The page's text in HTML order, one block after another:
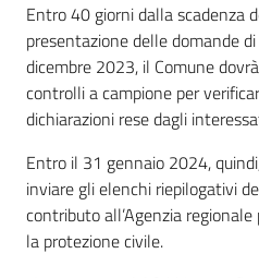
Entro 40 giorni dalla scadenza
presentazione delle domande
dicembre 2023, il Comune
controlli a campione per
dichiarazioni rese dagli
Entro il 31 gennaio 2024,
inviare gli elenchi riepilogativi
contributo all’Agenzia
la protezione civile.